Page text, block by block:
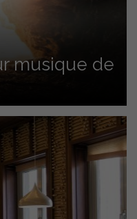
musique de